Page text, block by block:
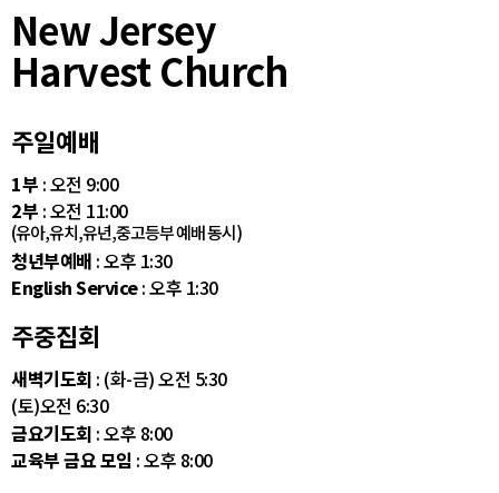
New Jersey
Harvest Church
주일예배
1부 : 오전 9:00
2부 : 오전 11:00
(유아,유치,유년,중고등부 예배 동시)
청년부예배 : 오후 1:30
English Service: 오후 1:30
주중집회
새벽기도회 : (화-금) 오전 5:30
(토)오전 6:30
금요기도회 : 오후 8:00
교육부 금요 모임 : 오후 8:00